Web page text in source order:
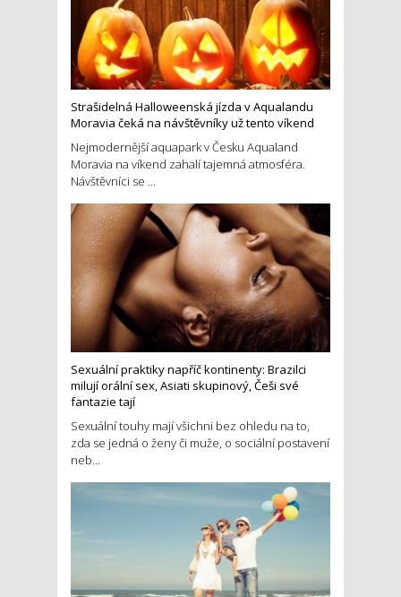
Strašidelná Halloweenská jízda v Aqualandu
Moravia čeká na návštěvníky už tento víkend
Nejmodernější aquapark v Česku Aqualand
Moravia na víkend zahalí tajemná atmosféra.
Návštěvníci se ...
Sexuální praktiky napříč kontinenty: Brazilci
milují orální sex, Asiati skupinový, Češi své
fantazie tají
Sexuální touhy mají všichni bez ohledu na to,
zda se jedná o ženy či muže, o sociální postavení
neb...